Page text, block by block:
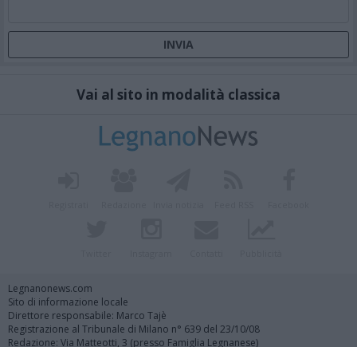
Vai al sito in modalità classica
Legnanonews.com
Sito di informazione locale
Direttore responsabile: Marco Tajè
Registrazione al Tribunale di Milano n° 639 del 23/10/08
Redazione: Via Matteotti, 3 (presso Famiglia Legnanese)